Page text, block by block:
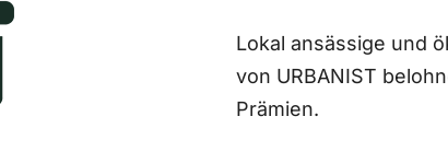
Lokal ansässige und
von URBANIST
Prämien.